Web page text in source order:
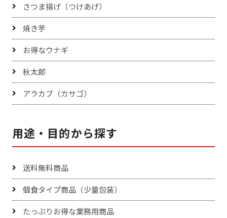
さつま揚げ（つけあげ）
焼き芋
お得なウナギ
秋太郎
アラカブ（カサゴ）
用途・目的から探す
送料無料商品
個食タイプ商品（少量包装）
たっぷりお得な業務用商品